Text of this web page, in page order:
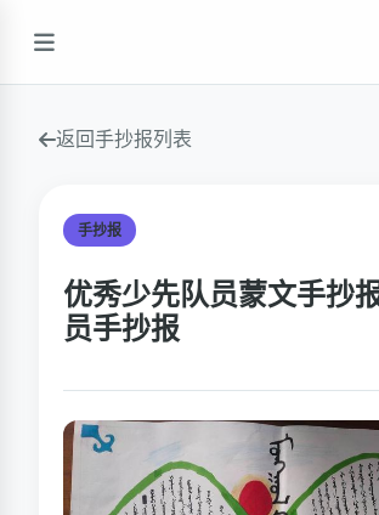
返回手抄报列表
手抄报
优秀少先队员蒙文手抄
员手抄报